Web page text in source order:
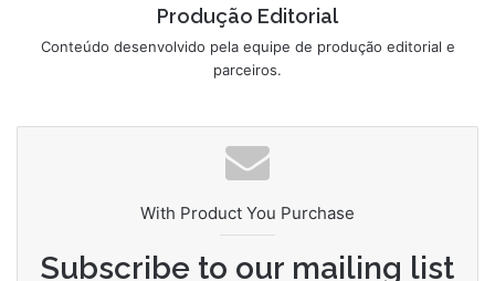
Produção Editorial
Conteúdo desenvolvido pela equipe de produção editorial e
parceiros.
With Product You Purchase
Subscribe to our mailing list